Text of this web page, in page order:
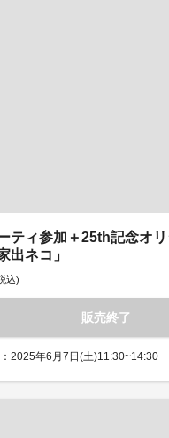
ティ参加＋25th記念オリ
出ネコ」
込)
販売終了
2025年6月7日(土)11:30~14:30